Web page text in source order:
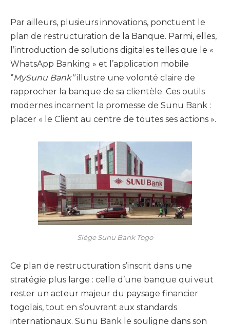
Par ailleurs, plusieurs innovations, ponctuent le
plan de restructuration de la Banque. Parmi, elles,
l’introduction de solutions digitales telles que le «
WhatsApp Banking » et l’application mobile
‘’MySunu Bank’’illustre une volonté claire de
rapprocher la banque de sa clientèle. Ces outils
modernes incarnent la promesse de Sunu Bank :
placer « le Client au centre de toutes ses actions ».
Siège Sunu Bank Togo
Ce plan de restructuration s’inscrit dans une
stratégie plus large : celle d’une banque qui veut
rester un acteur majeur du paysage financier
togolais, tout en s’ouvrant aux standards
internationaux. Sunu Bank le souligne dans son